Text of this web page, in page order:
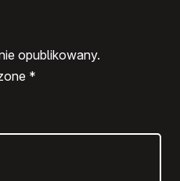
opublikowany.
*